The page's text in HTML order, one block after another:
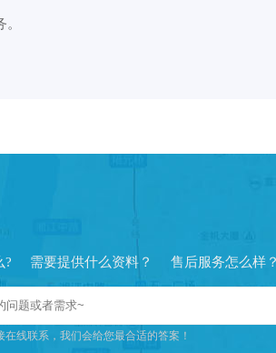
? 需要提供什么资料？ 售后服务怎么样？
线联系，我们会给您最合适的答案！